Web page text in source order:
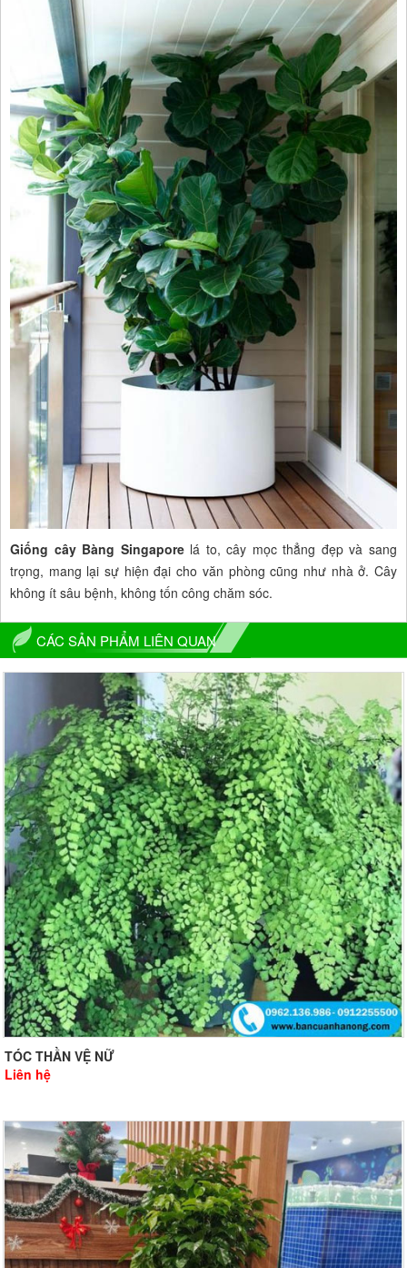
Giống cây Bàng Singaporelá to, cây mọc thẳng đẹp và sang
trọng, mang lại sự hiện đại cho văn phòng cũng như nhà ở. Cây
không ít sâu bệnh, không tốn công chăm sóc.
CÁC SẢN PHẨM LIÊN QUAN
TÓC THẦN VỆ NỮ
Liên hệ